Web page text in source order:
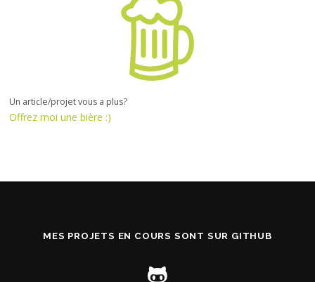
Un article/projet vous a plus?
Offrez moi une bière :)
MES PROJETS EN COURS SONT SUR GITHUB